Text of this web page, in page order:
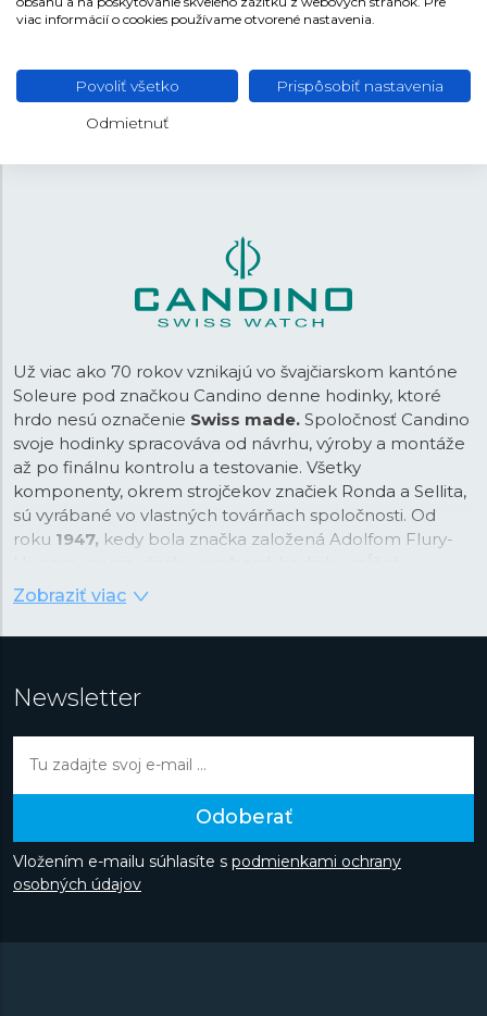
MATERIÁL REMIENKA Oceľ
Preklápacia
Už viac ako 70 rokov vznikajú vo švajčiarskom kantóne
Soleure pod značkou Candino denne hodinky, ktoré
hrdo nesú označenie Swiss made. Spoločnosť Candino
svoje hodinky spracováva od návrhu, výroby a montáže
až po finálnu kontrolu a testovanie. Všetky
komponenty, okrem strojčekov značiek Ronda a Sellita,
sú vyrábané vo vlastných továrňach spoločnosti. Od
roku 1947, kedy bola značka založená Adolfom Flury-
najprísnejšie kritériá Swiss made a sú známe svojou
veľký dôraz na estetické prevedenie každých hodiniek,
V 70. rokoch predstavili vlastné digitálne hodinky,
o dekádu neskôr hodinky s mesačnou fázou av roku
Značka sa v deväťdesiatych rokoch dostala do širokého
podvedomia verejnosti, keď sa stala oficiálnou
a následne aj Majstrovstvá sveta v klasickom lyžovaní v
nemeckom Oberstdorfe alebo hrdým partnerom
stajne Redbull Suaber-Petronas Formule 1. Objavte
automatické hodinky v nadčasovom dizajne alebo
Zobraziť viac
Newsletter
Odoberať
Vložením e-mailu súhlasíte s podmienkami ochrany
osobných údajov
viac informácií o cookies používame otvorené nastavenia.
Povoliť všetko Prispôsobiť nastavenia
Odmietnuť